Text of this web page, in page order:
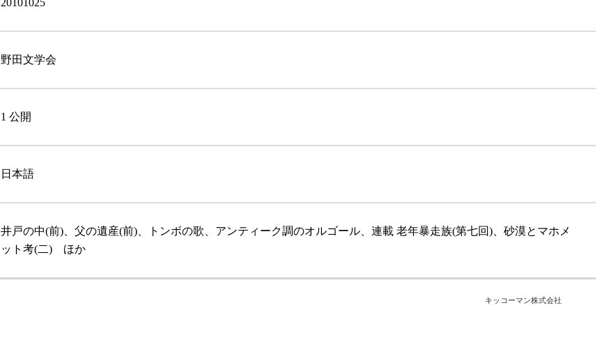
20101025
野田文学会
1 公開
日本語
井戸の中(前)、父の遺産(前)、トンボの歌、アンティーク調のオルゴール、連載 老年暴走族(第七回)、砂漠とマホメ
ット考(二) ほか
キッコーマン株式会社